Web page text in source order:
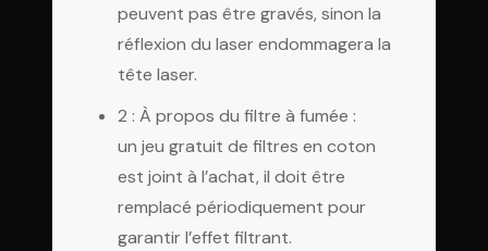
peuvent pas être gravés, sinon la
réflexion du laser endommagera la
tête laser.
2 : À propos du filtre à fumée :
un jeu gratuit de filtres en coton
est joint à l’achat, il doit être
remplacé périodiquement pour
garantir l’effet filtrant.